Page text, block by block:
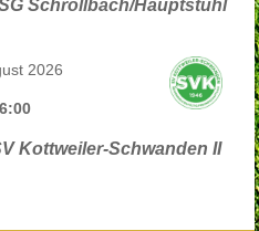
Schrollbach/Hauptstuhl
2026
Kottweiler-Schwanden II